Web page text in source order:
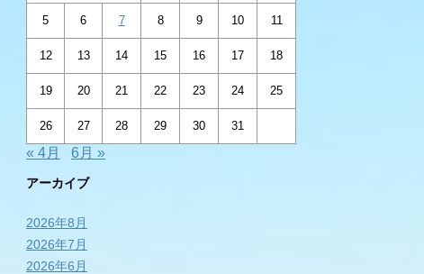
5 6 7 8 9 10 11
12 13 14 15 16 17 18
19 20 21 22 23 24 25
26 27 28 29 30 31
« 4月 6月 »
アーカイブ
2026年8月
2026年7月
2026年6月